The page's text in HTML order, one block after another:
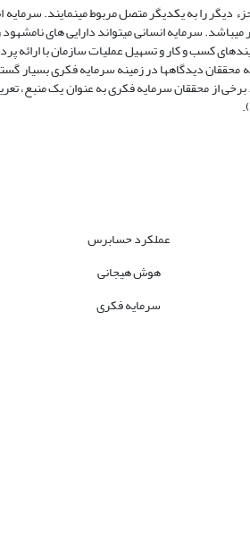
را به یکدیگر متصل مربوط می­نمایند.
سرمایه انسانی می­تواند دارایی های
کسب و کار و تسهیل عملیات سازمان با
محققان دیدگاه­ها در زمینه سرمایه فکری بسیار
از محققان سرمایه فکری به عنوان یک منبع،
عملکرد حسابرس
هوش هیجانی
سرمایه فکری